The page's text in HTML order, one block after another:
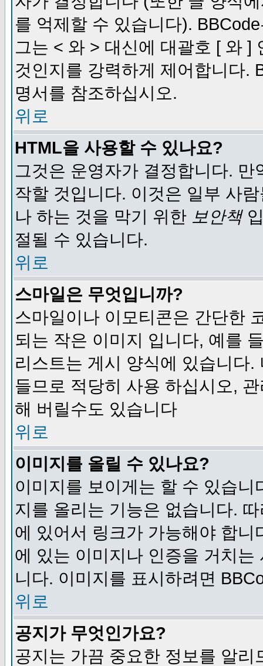
를 억제할 수 있습니다).
그는 < 와 > 대신에 대괄호 [ 와 ]
것인지를 강력하게 제어합니다.
명서를 참조하십시오.
위로
HTML을 사용할 수 있나요?
그것은 운영자가 결정합니다.
작할 것입니다. 이것은 일부 사
나 하는 것을 막기 위한 보안책
절될 수 있습니다.
위로
스마일은 무엇입니까?
스마일이나 이모티콘은 간단한
되는 작은 이미지 입니다, 예를
리스트는 게시 양식에 있습니다
들므로 적당히 사용 하십시오,
해 버릴수도 있습니다
위로
이미지를 올릴 수 있나요?
이미지를 보이게는 할 수 있습
지를 올리는 기능은 없습니다.
에 있어서 링크가 가능해야 합
에 있는 이미지나 인증을 거치
니다. 이미지를 표시하려면
위로
공지가 무엇인가요?
공지는 가끔 중요한 정보를 알